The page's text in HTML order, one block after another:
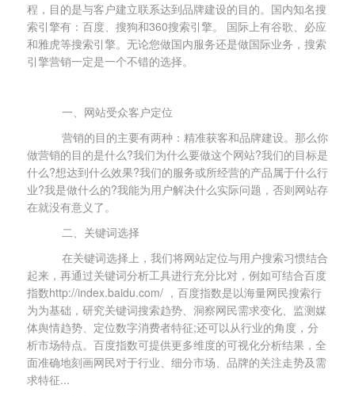
程，目的是与客户建立联系达到品牌建设的目的。国内知名搜
索引擎有：百度、搜狗和360搜索引擎。 国际上有谷歌、必应
和雅虎等搜索引擎。无论您做国内服务还是做国际业务，搜索
引擎营销一定是一个不错的选择。
一、网站受众客户定位
营销的目的主要有两种：精准获客和品牌建设。那么你
做营销的目的是什么?我们为什么要做这个网站?我们的目标是
什么?想达到什么效果?我们的服务或所经营的产品属于什么行
业?我是做什么的?我能为用户解决什么实际问题，否则网站存
在就没有意义了。
二、关键词选择
在关键词选择上，我们将网站定位与用户搜索习惯结合
起来，再通过关键词分析工具进行充分比对，例如可结合百度
指数http://index.baidu.com/ ，百度指数是以海量网民搜索行
为为基础，研究关键词搜索趋势、洞察网民需求变化、监测媒
体舆情趋势、定位数字消费者特征;还可以从行业的角度，分
析市场特点。百度指数可提供更多维度的可视化分析结果，全
面准确地刻画网民对于行业、细分市场、品牌的关注走势及需
求特征...